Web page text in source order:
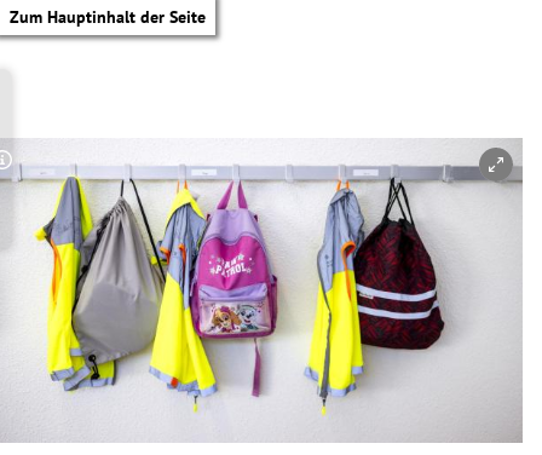
Zum Hauptinhalt der Seite
Copyright-Hinweis öffnen/schließen